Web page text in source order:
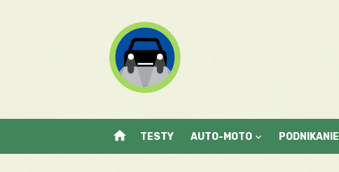
home TESTY AUTO-MOTO PODNIKANIE